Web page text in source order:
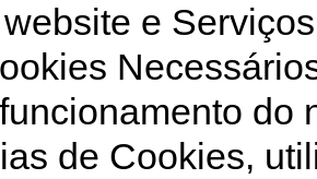
e
do
de Cookies,